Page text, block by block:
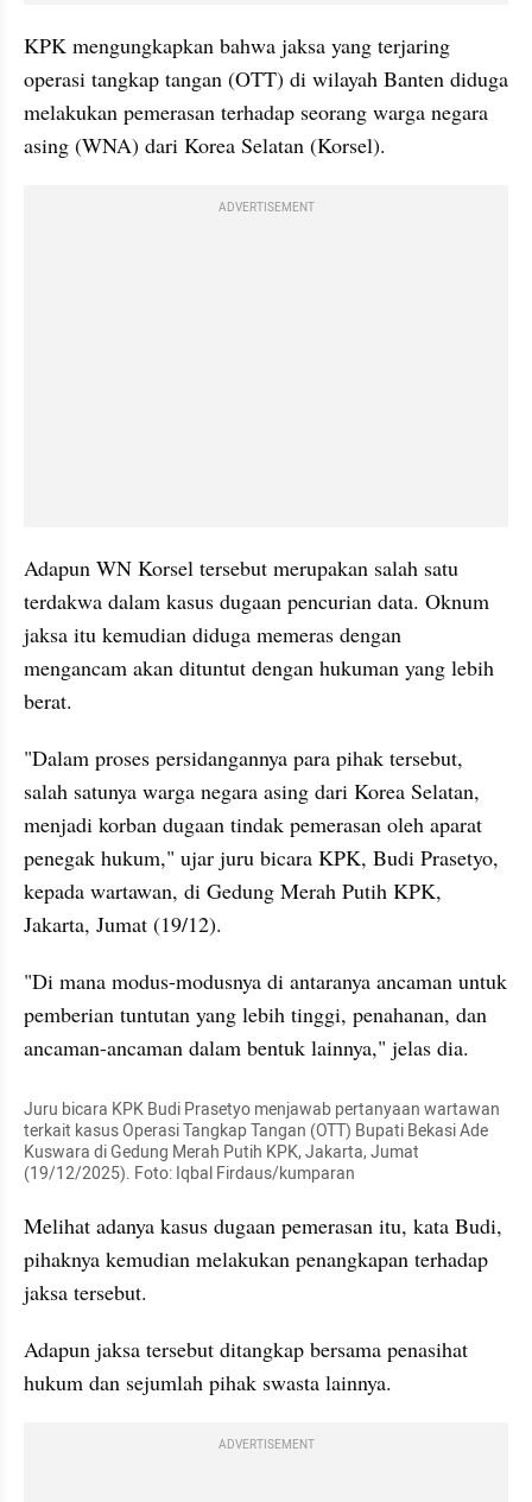
KPK mengungkapkan bahwa jaksa yang terjaring
operasi tangkap tangan (OTT) di wilayah Banten diduga
melakukan pemerasan terhadap seorang warga negara
asing (WNA) dari Korea Selatan (Korsel).
ADVERTISEMENT
Adapun WN Korsel tersebut merupakan salah satu
terdakwa dalam kasus dugaan pencurian data. Oknum
jaksa itu kemudian diduga memeras dengan
mengancam akan dituntut dengan hukuman yang lebih
berat.
"Dalam proses persidangannya para pihak tersebut,
salah satunya warga negara asing dari Korea Selatan,
menjadi korban dugaan tindak pemerasan oleh aparat
penegak hukum," ujar juru bicara KPK, Budi Prasetyo,
kepada wartawan, di Gedung Merah Putih KPK,
Jakarta, Jumat (19/12).
"Di mana modus-modusnya di antaranya ancaman untuk
pemberian tuntutan yang lebih tinggi, penahanan, dan
ancaman-ancaman dalam bentuk lainnya," jelas dia.
Juru bicara KPK Budi Prasetyo menjawab pertanyaan wartawan
terkait kasus Operasi Tangkap Tangan (OTT) Bupati Bekasi Ade
Kuswara di Gedung Merah Putih KPK, Jakarta, Jumat
(19/12/2025). Foto: Iqbal Firdaus/kumparan
Melihat adanya kasus dugaan pemerasan itu, kata Budi,
pihaknya kemudian melakukan penangkapan terhadap
jaksa tersebut.
Adapun jaksa tersebut ditangkap bersama penasihat
hukum dan sejumlah pihak swasta lainnya.
ADVERTISEMENT